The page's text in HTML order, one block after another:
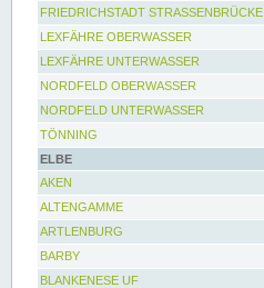
FRIEDRICHSTADT STRASSENBRÜCKE
LEXFÄHRE OBERWASSER
LEXFÄHRE UNTERWASSER
NORDFELD OBERWASSER
NORDFELD UNTERWASSER
TÖNNING
ELBE
AKEN
ALTENGAMME
ARTLENBURG
BARBY
BLANKENESE UF